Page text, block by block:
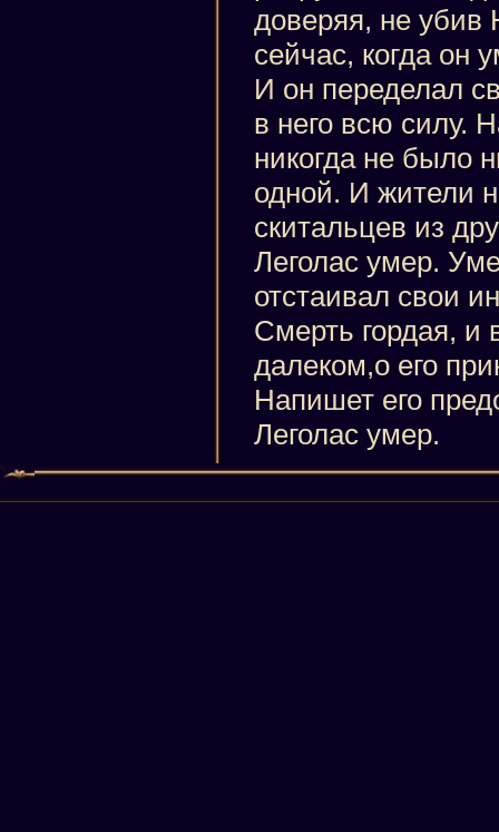
доверяя, не убив
сейчас, когда он
И он переделал
в него всю силу.
никогда не было
одной. И жители
скитальцев из
Леголас умер.
отстаивал свои
Смерть гордая,
далеком,о его
Напишет его
Леголас умер.